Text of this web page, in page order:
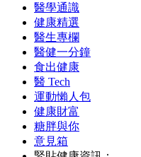
醫學通識
健康精選
醫生專欄
醫健一分鐘
食出健康
醫 Tech
運動懶人包
健康財富
糖胖與你
意見箱